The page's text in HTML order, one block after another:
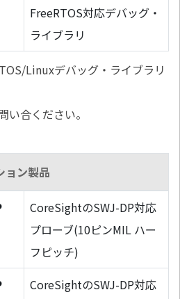
FreeRTOS対応デバッグ・
ライブラリ
Linuxデバッグ・ライブラリ
合ください。
ョン製品
CoreSightのSWJ-DP対応
プローブ(10ピンMIL ハー
フピッチ)
CoreSightのSWJ-DP対応